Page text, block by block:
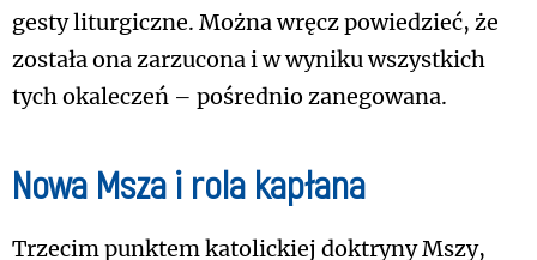
gesty liturgiczne. Można wręcz powiedzieć, że
została ona zarzucona i w wyniku wszystkich
tych okaleczeń – pośrednio zanegowana.
Nowa Msza i rola kapłana
Trzecim punktem katolickiej doktryny Mszy,